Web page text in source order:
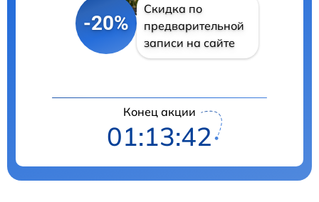
-20%
Скидка по
предварительной
записи на сайте
Конец акции
01:13:40